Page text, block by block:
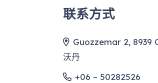
联系方式
Guozzemar 2, 8939
沃丹
+06 – 50282526